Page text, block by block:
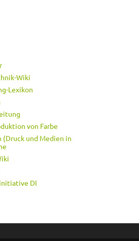
Wiki
Lexikon
von Farbe
(Druck und Medien in
DI